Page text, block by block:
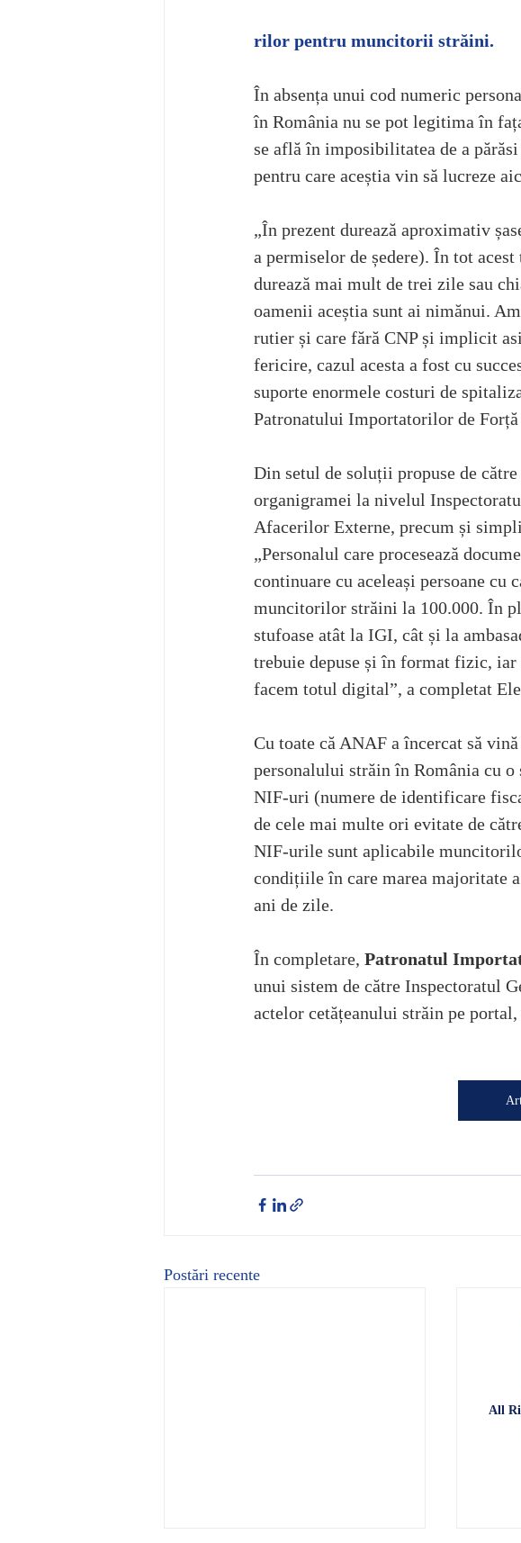
rilor pentru muncitorii străini.
În absența unui cod numeric
în România nu se pot legitima în
se află în imposibilitatea de a
pentru care aceștia vin să lucreze
„În prezent durează aproximativ
a permiselor de ședere). În tot
durează mai mult de trei zile sau
oamenii aceștia sunt ai nimănui.
rutier și care fără CNP și implicit
fericire, cazul acesta a fost cu
suporte enormele costuri de
Patronatului Importatorilor de
Din setul de soluții propuse de
organigramei la nivelul
Afacerilor Externe, precum și
„Personalul care procesează
continuare cu aceleași persoane cu
muncitorilor străini la 100.000. În
stufoase atât la IGI, cât și la
trebuie depuse și în format fizic, iar
facem totul digital”, a completat
Cu toate că ANAF a încercat să
personalului străin în România cu
NIF-uri (numere de identificare
de cele mai multe ori evitate de
NIF-urile sunt aplicabile
condițiile în care marea majoritate
ani de zile.
În completare, Patronatul
unui sistem de către Inspectoratul
actelor cetățeanului străin pe
Postări recente
All